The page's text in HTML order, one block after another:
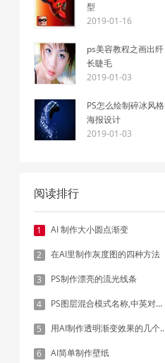
型
2019-01-16
ps美容教程之画出纤
长睫毛
2019-01-03
PS怎么绘制碎冰风格
海报设计
2019-01-03
阅读排行
1 AI 制作大小圆点渐变
2 在AI里制作灰度图的四种方法
3 PS制作漂亮的流光线条
4 PS图层混合模式名称,中英对照表
5 用AI制作透明渐变效果的几个方法
6 AI简单制作壁纸